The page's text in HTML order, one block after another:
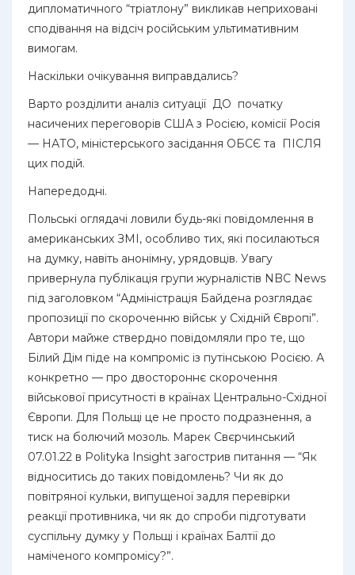
дипломатичного “тріатлону” викликав неприховані
сподівання на відсіч російським ультимативним
вимогам.
Наскільки очікування виправдались?
Варто розділити аналіз ситуації ДО початку
насичених переговорів США з Росією, комісії Росія
— НАТО, міністерського засідання ОБСЄ та ПІСЛЯ
цих подій.
Напередодні.
Польські оглядачі ловили будь-які повідомлення в
американських ЗМІ, особливо тих, які посилаються
на думку, навіть анонімну, урядовців. Увагу
привернула публікація групи журналістів NBC News
під заголовком “Адміністрація Байдена розглядає
пропозиції по скороченню військ у Східній Європі”.
Автори майже ствердно повідомляли про те, що
Білий Дім піде на компроміс із путінською Росією. А
конкретно — про двостороннє скорочення
військової присутності в країнах Центрально-Східної
Європи. Для Польщі це не просто подразнення, а
тиск на болючий мозоль. Марек Свєрчинський
07.01.22 в Polityka Insight загострив питання — “Як
відноситись до таких повідомлень? Чи як до
повітряної кульки, випущеної задля перевірки
реакції противника, чи як до спроби підготувати
суспільну думку у Польщі і країнах Балтії до
наміченого компромісу?”.